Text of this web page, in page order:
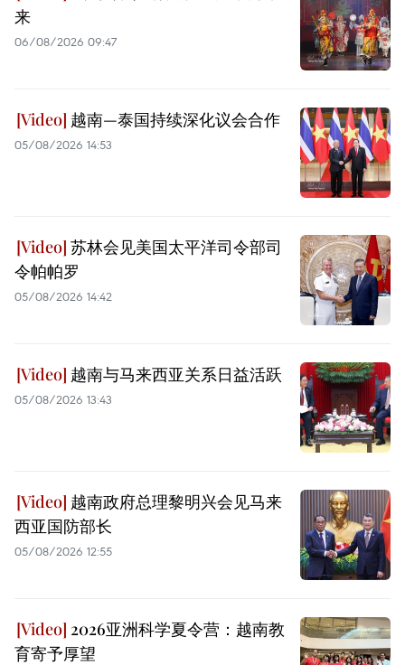
来
06/08/2026 09:47
越南—泰国持续深化议会合作
05/08/2026 14:53
苏林会见美国太平洋司令部司
令帕帕罗
05/08/2026 14:42
越南与马来西亚关系日益活跃
05/08/2026 13:43
越南政府总理黎明兴会见马来
西亚国防部长
05/08/2026 12:55
2026亚洲科学夏令营：越南教
育寄予厚望